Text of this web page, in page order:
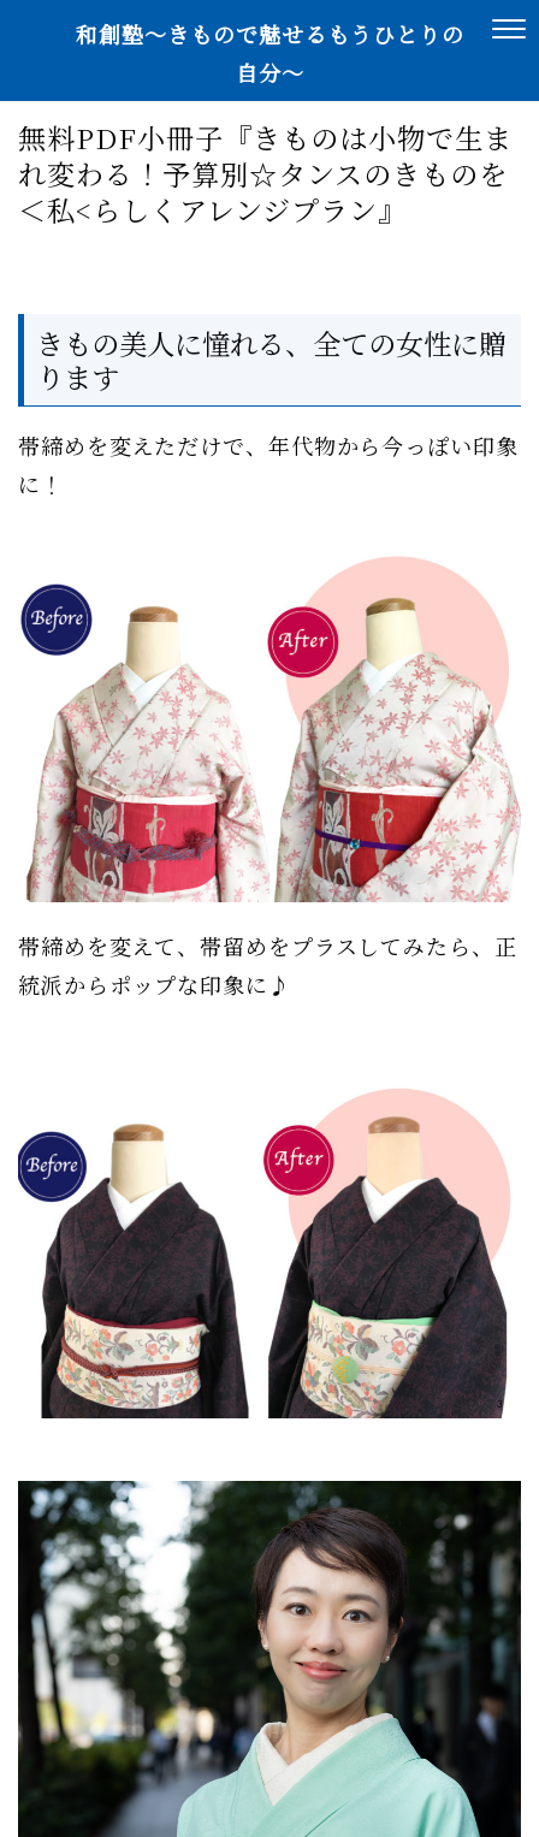
和創塾〜きもので魅せるもうひとりの
自分〜
無料PDF小冊子『きものは小物で生ま
れ変わる！予算別☆タンスのきものを
＜私<らしくアレンジプラン』
きもの美人に憧れる、全ての女性に贈
ります
帯締めを変えただけで、年代物から今っぽい印象
に！
帯締めを変えて、帯留めをプラスしてみたら、正
統派からポップな印象に♪